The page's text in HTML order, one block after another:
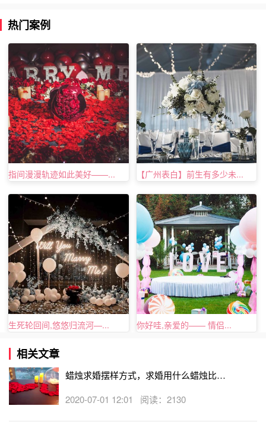
蜡烛求婚三、
心形的蜡烛造型在求婚的时候是经常见到的，将求婚蜡烛摆
放成一个超级大的桃心形，可能需要你准备很多只蜡烛，但
为了能给她一次浪漫的求婚，这样的准备是很有必要的。
一个超级大的桃心形代表的是你的满满的爱。
热门案例
指间漫漫轨迹如此美好——... 【广州表白】前生有多少未...
生死轮回间,悠悠归流河—... 你好哇,亲爱的—— 情侣...
相关文章
蜡烛求婚摆样方式，求婚用什么蜡烛比较
2020-07-01 12:01 阅读：2130